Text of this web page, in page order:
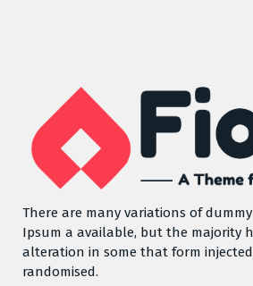
There are many variations of
Ipsum a available, but the majority
alteration in some that form
randomised.